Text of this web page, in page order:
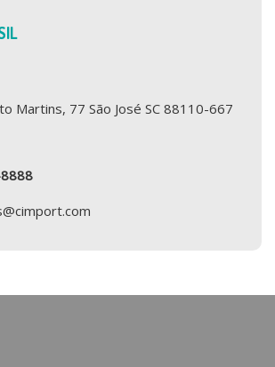
Martins, 77 São José SC 88110-667